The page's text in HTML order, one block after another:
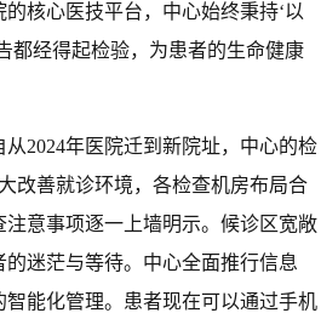
核心医技平台，中心始终秉持‘以
都经得起检验，为患者的生命健康
2024年医院迁到新院址，中心的检
改善就诊环境，各检查机房布局合
意事项逐一上墙明示。候诊区宽敞
迷茫与等待。中心全面推行信息
能化管理。患者现在可以通过手机